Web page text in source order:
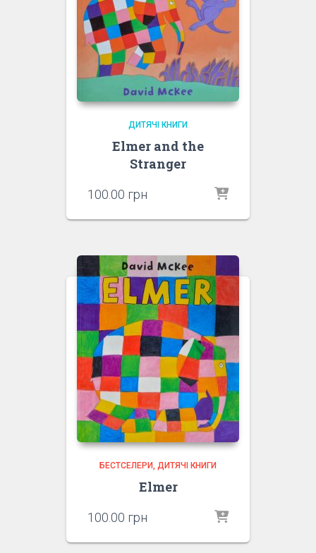
ДИТЯЧІ КНИГИ
Elmer and the
Stranger
100.00 грн
БЕСТСЕЛЕРИ ДИТЯЧІ КНИГИ
Elmer
100.00 грн